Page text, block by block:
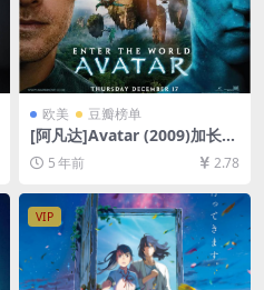
欧美 豆瓣榜单
[阿凡达]Avatar (2009)加长版
[百度网盘+迅雷云盘资源1080
P超清未删减][MP4/13GB][中
英字幕]
5 年前 2.78
VIP